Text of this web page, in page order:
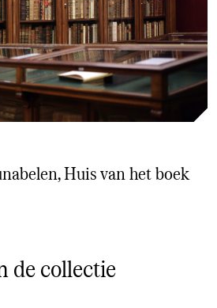
Huis van het boek
de collectie